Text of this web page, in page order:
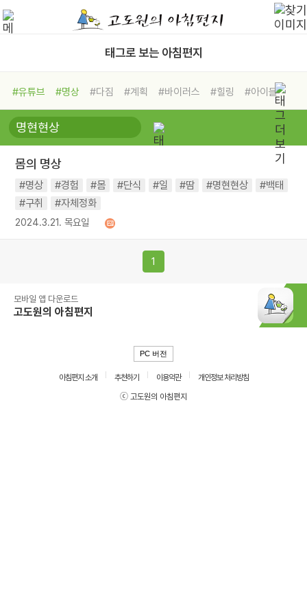
태그로 보는 아침편지
#유튜브 #명상 #다짐 #계획 #바이러스 #힐링
#아이들
#비전캠프
#독서캠프 #삶
#희망
#나눔 #친구 #링컨학교
#독서
#건강
몸의 명상
#명상 #경험 #몸 #단식 #일 #땀 #명현현상
#백태
#구취
#자체정화
2024.3.21. 목요일
1
모바일 앱 다운로드
고도원의 아침편지
PC 버전
아침편지 소개 추천하기 이용약관
개인정보 처리방침
ⓒ 고도원의 아침편지